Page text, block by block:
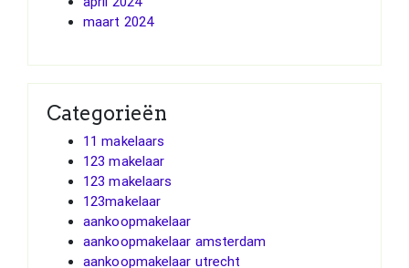
maart 2024
Categorieën
11 makelaars
123 makelaar
123 makelaars
123makelaar
aankoopmakelaar
aankoopmakelaar amsterdam
aankoopmakelaar utrecht